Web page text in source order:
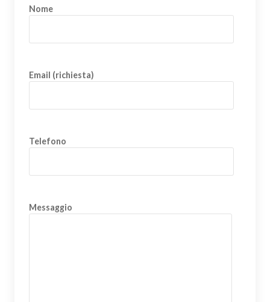
Nome
Email (richiesta)
Telefono
Messaggio